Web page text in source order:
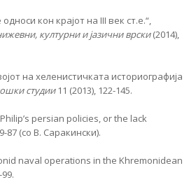
кон крајот на III век ст.е.“,
културни и јазични врски(2014),
на хеленистичката историографија
студии11 (2013), 122-145.
persian policies, or the lack
87 (со В. Саракински).
naval operations in the Khremonidean